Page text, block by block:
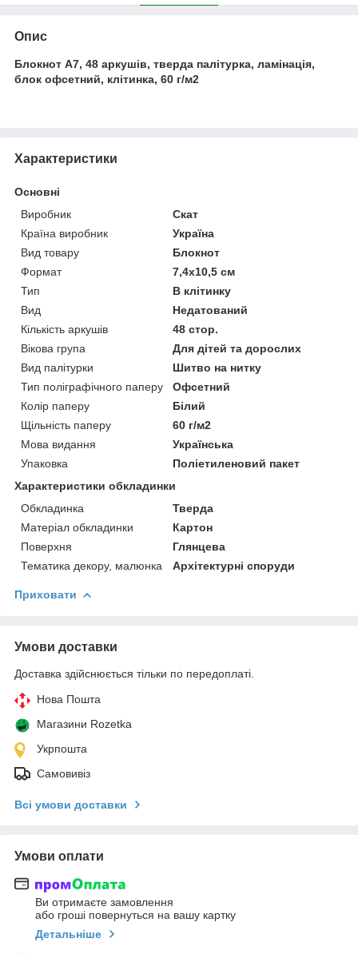
Опис
Блокнот А7, 48 аркушів, тверда палітурка, ламінація,
блок офсетний, клітинка, 60 г/м2
Характеристики
Основні
Виробник
Скат
Країна виробник
Україна
Вид товару
Блокнот
Формат
7,4х10,5 см
Тип
В клітинку
Вид
Недатований
Кількість аркушів
48 стор.
Вікова група
Для дітей та дорослих
Вид палітурки
Шитво на нитку
Тип поліграфічного паперу
Офсетний
Колір паперу
Білий
Щільність паперу
60 г/м2
Мова видання
Українська
Упаковка
Поліетиленовий пакет
Характеристики обкладинки
Обкладинка
Тверда
Матеріал обкладинки
Картон
Поверхня
Глянцева
Тематика декору, малюнка
Архітектурні споруди
Приховати
Умови доставки
Доставка здійснюється тільки по передоплаті.
Нова Пошта
Магазини Rozetka
Укрпошта
Самовивіз
Всі умови доставки
Умови оплати
Ви отримаєте замовлення
або гроші повернуться на вашу картку
Детальніше